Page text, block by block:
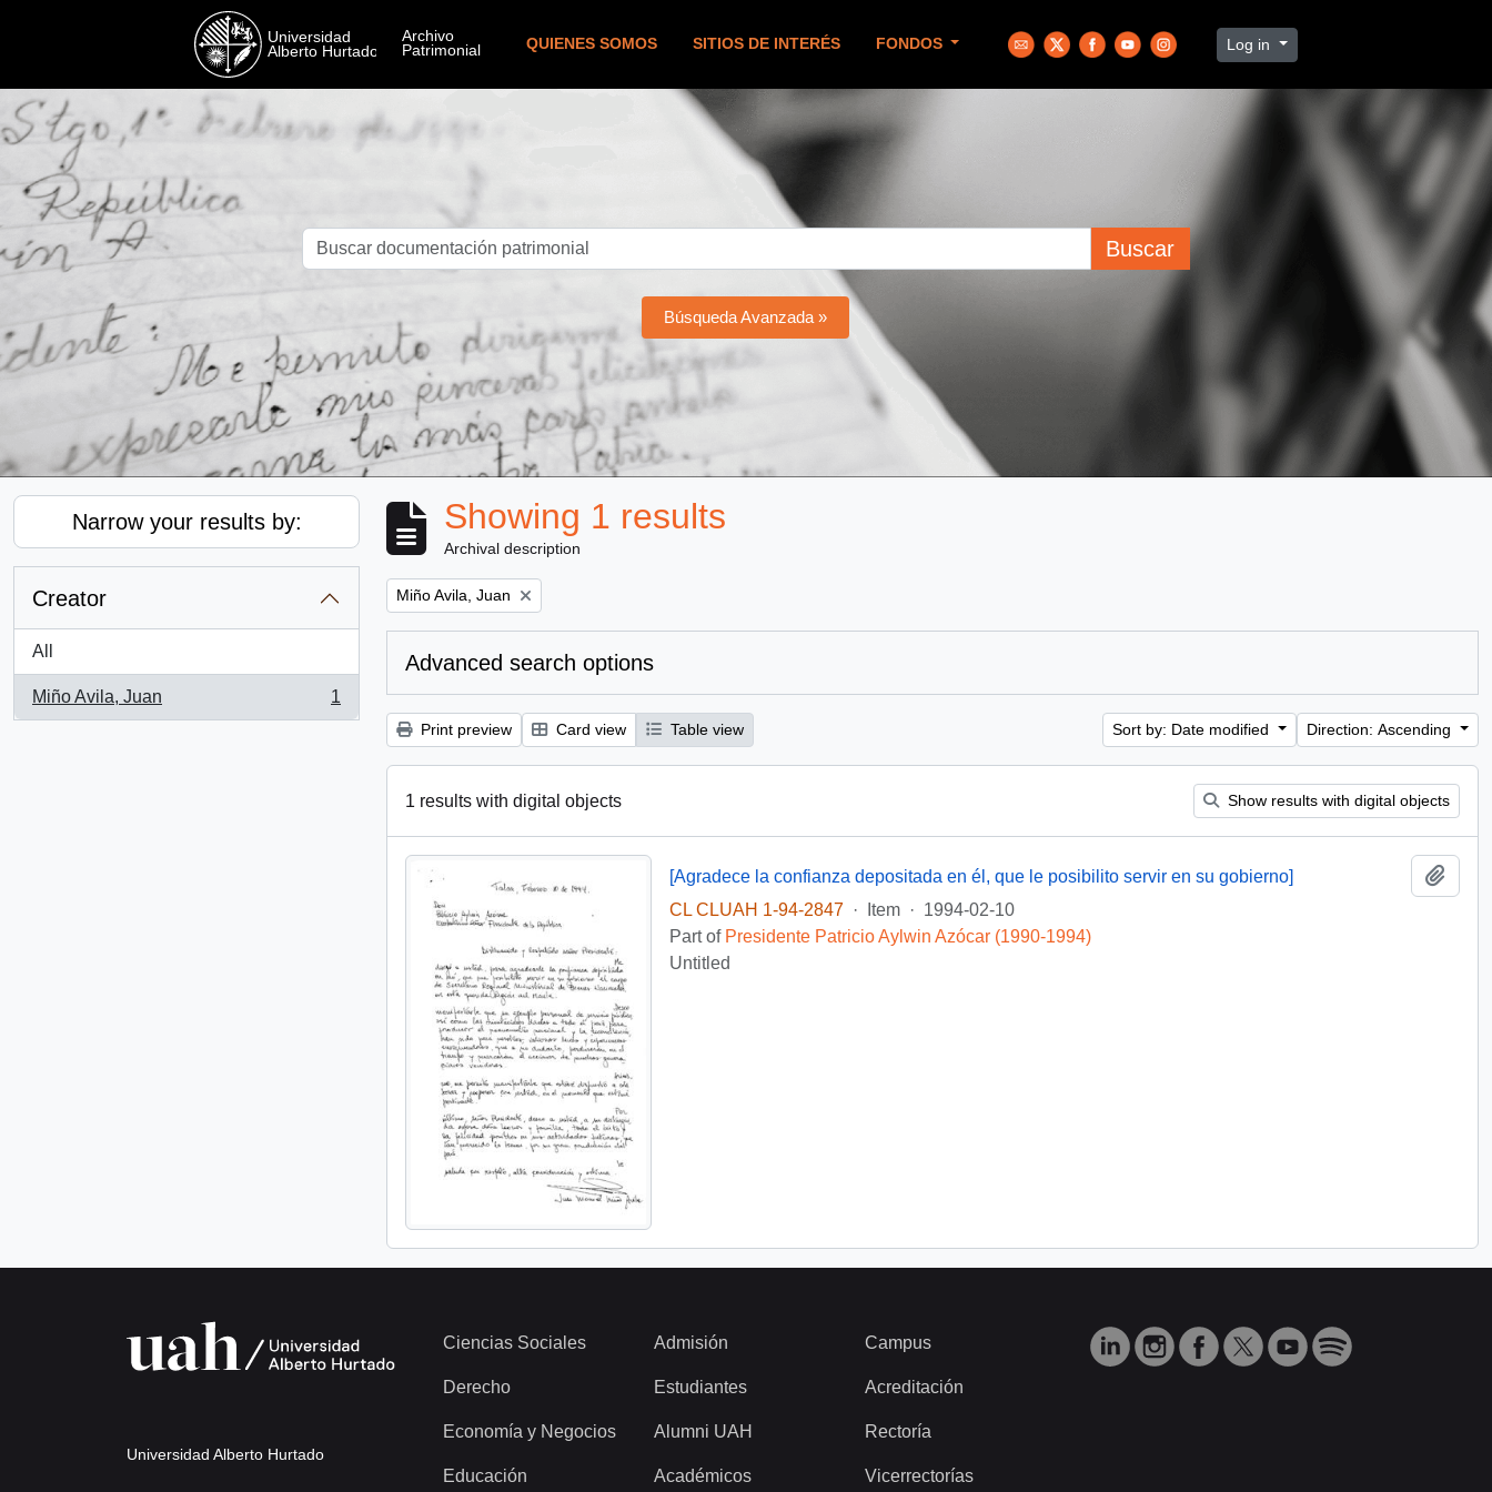
QUIENES SOMOS SITIOS DE INTERÉS FONDOS Log in
Buscar
Búsqueda Avanzada »
Narrow your results by:
Creator
All
Miño Avila, Juan
, 1 results
1
Showing 1 results
Archival description
Remove filter:
Miño Avila, Juan
Advanced search options
Print preview Card view Table view Sort by: Date modified Direction: Ascending
1 results with digital objects Show results with digital objects
[Agradece la confianza depositada en él, que le posibilito servir en su gobierno]
CL CLUAH 1-94-2847
· Item · 1994-02-10
Part of Presidente Patricio Aylwin Azócar (1990-1994)
Untitled
Universidad Alberto Hurtado
Ciencias Sociales
Derecho
Economía y Negocios
Educación
Admisión
Estudiantes
Alumni UAH
Académicos
Campus
Acreditación
Rectoría
Vicerrectorías